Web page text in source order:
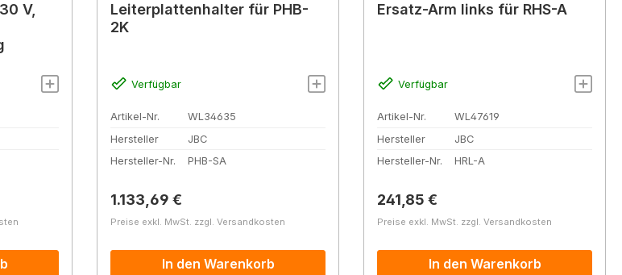
V,
Leiterplattenhalter für PHB-
2K
Verfügbar
Artikel-Nr.
WL34635
Hersteller
JBC
Hersteller-Nr.
PHB-SA
Regulärer Preis:
1.133,69 €
Preise exkl. MwSt. zzgl. Versandkosten
In den Warenkorb
Ersatz-Arm links für RHS-A
Verfügbar
Artikel-Nr.
WL47619
Hersteller
JBC
Hersteller-Nr.
HRL-A
Regulärer Preis:
241,85 €
Preise exkl. MwSt. zzgl. Versandkosten
In den Warenkorb